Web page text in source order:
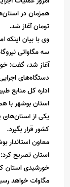
تومان آغاز شد.
سه مگاواتی
آغاز شد، گفت:
دستگاه‌های
اداره کل منابع
استان بوشهر با
کشور قرار بگیرد.
معاون استاندار
استان تصریح
مگاوات خواهد